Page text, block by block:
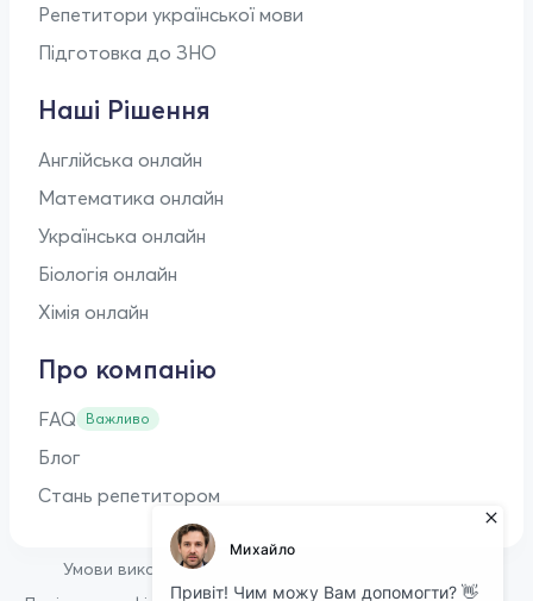
Репетитори української мови
Підготовка до ЗНО
Наші Рішення
Англійська онлайн
Математика онлайн
Українська онлайн
Біологія онлайн
Хімія онлайн
Про компанію
FAQ Важливо
Блог
Стань репетитором
Умови використання